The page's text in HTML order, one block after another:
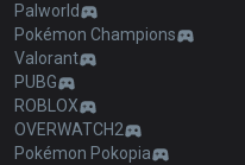
Palworld
Pokémon Champions
Valorant
PUBG
ROBLOX
OVERWATCH2
Pokémon Pokopia